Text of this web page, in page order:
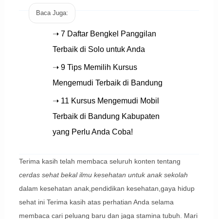
Baca Juga:
➝ 7 Daftar Bengkel Panggilan
Terbaik di Solo untuk Anda
➝ 9 Tips Memilih Kursus
Mengemudi Terbaik di Bandung
➝ 11 Kursus Mengemudi Mobil
Terbaik di Bandung Kabupaten
yang Perlu Anda Coba!
Terima kasih telah membaca seluruh konten tentang
cerdas sehat bekal ilmu kesehatan untuk anak sekolah
dalam kesehatan anak,pendidikan kesehatan,gaya hidup
sehat ini Terima kasih atas perhatian Anda selama
membaca cari peluang baru dan jaga stamina tubuh. Mari